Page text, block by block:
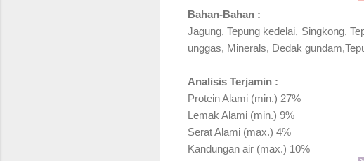
Bahan-Bahan :
Jagung, Tepung kedelai, Singkong,
unggas, Minerals, Dedak
Analisis Terjamin :
Protein Alami (min.) 27%
Lemak Alami (min.) 9%
Serat Alami (max.) 4%
Kandungan air (max.) 10%